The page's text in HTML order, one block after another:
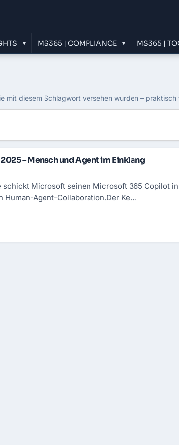
▾ MS365 | COMPLIANCE ▾ MS365 |
diesem Schlagwort versehen wurden – praktisch
– Mensch und Agent im Einklang
schickt Microsoft seinen Microsoft 365 Copilot
Human-Agent-Collaboration.Der Ke…